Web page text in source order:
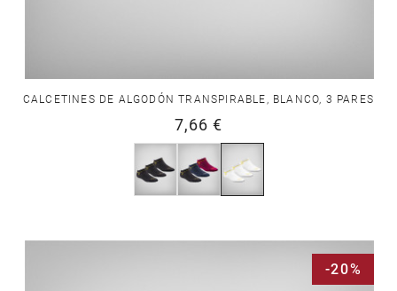
CALCETINES DE ALGODÓN TRANSPIRABLE, BLANCO, 3 PARES
7,66 €
-20%